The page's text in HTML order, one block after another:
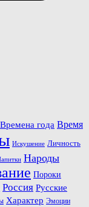
Времена года Время
Искушение Личность
Народы
Пороки
Россия Русские
Характер Эмоции